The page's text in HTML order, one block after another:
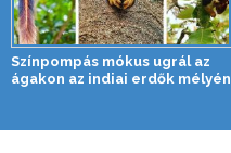
Színpompás mókus ugrál az
ágakon az indiai erdők mélyén